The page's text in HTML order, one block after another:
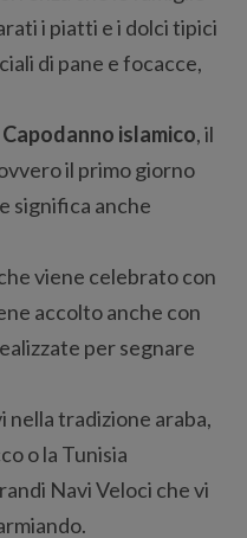
i piatti e i dolci tipici
di pane e focacce,
Capodanno islamico, il
il primo giorno
significa anche
viene celebrato con
accolto anche con
per segnare
nella tradizione araba,
o la Tunisia
Navi Veloci che vi